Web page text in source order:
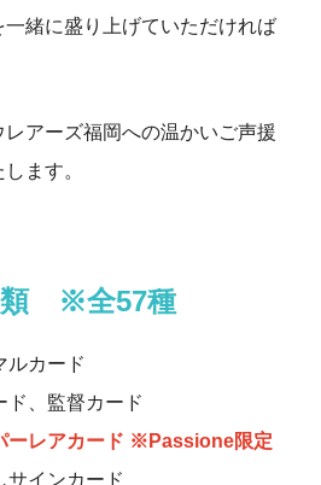
緒に盛り上げていただければ
アーズ福岡への温かいご声援
ます。
類 ※全57種
ルカード
ド、監督カード
ーレアカード ※Passione限定
サインカード